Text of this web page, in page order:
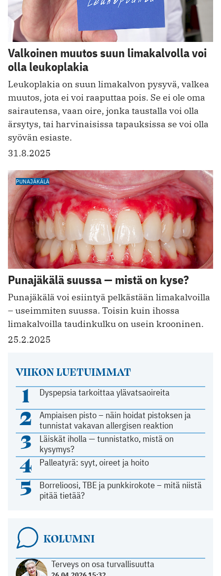
Valkoinen muutos suun limakalvolla voi
olla leukoplakia
Leukoplakia on suun limakalvon pysyvä, valkea
muutos, jota ei voi raaputtaa pois. Se ei ole oma
sairautensa, vaan oire, jonka taustalla voi olla
ärsytys, tai harvinaisissa tapauksissa se voi olla
syövän esiaste.
31.8.2025
PUNAJÄKÄLÄ
Punajäkälä suussa — mistä on kyse?
Punajäkälä voi esiintyä pelkästään limakalvoilla
– useimmiten suussa. Toisin kuin ihossa
limakalvoilla taudinkulku on usein krooninen.
25.2.2025
VIIKON LUETUIMMAT
1 Dyspepsia tarkoittaa ylävatsaoireita
2
Ampiaisen pisto – näin hoidat pistoksen ja
tunnistat vakavan allergisen reaktion
3
Läiskät iholla — tunnistatko, mistä on
kysymys?
4 Palleatyrä: syyt, oireet ja hoito
5
Borrelioosi, TBE ja punkkirokote – mitä niistä
pitää tietää?
KOLUMNI
Terveys on osa turvallisuutta